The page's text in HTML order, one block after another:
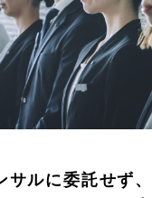
ルに委託せず